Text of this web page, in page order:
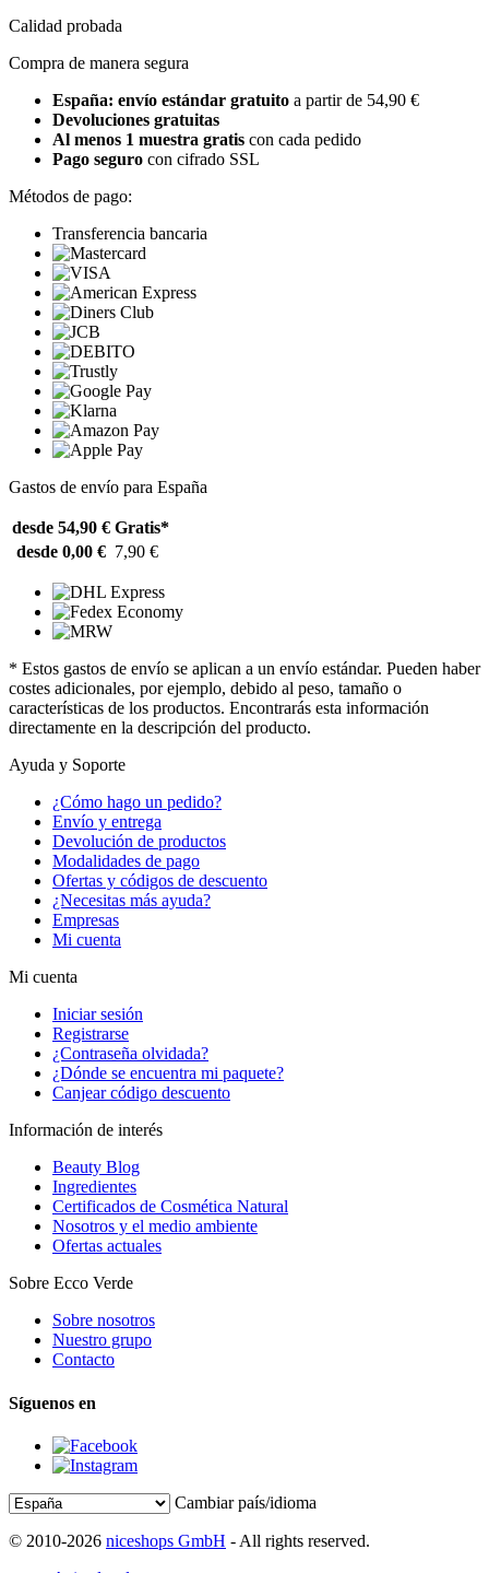
Calidad probada
Compra de manera segura
España: envío estándar gratuito a partir de 54,90 €
Devoluciones gratuitas
Al menos 1 muestra gratis con cada pedido
Pago seguro con cifrado SSL
Métodos de pago:
Transferencia bancaria
Gastos de envío para España
desde 54,90 € Gratis*
desde 0,00 € 7,90 €
* Estos gastos de envío se aplican a un envío estándar. Pueden haber
costes adicionales, por ejemplo, debido al peso, tamaño o
características de los productos. Encontrarás esta información
directamente en la descripción del producto.
Ayuda y Soporte
¿Cómo hago un pedido?
Envío y entrega
Devolución de productos
Modalidades de pago
Ofertas y códigos de descuento
¿Necesitas más ayuda?
Empresas
Mi cuenta
Mi cuenta
Iniciar sesión
Registrarse
¿Contraseña olvidada?
¿Dónde se encuentra mi paquete?
Canjear código descuento
Información de interés
Beauty Blog
Ingredientes
Certificados de Cosmética Natural
Nosotros y el medio ambiente
Ofertas actuales
Sobre Ecco Verde
Sobre nosotros
Nuestro grupo
Contacto
Síguenos en
Cambiar país/idioma
© 2010-2026 niceshops GmbH - All rights reserved.